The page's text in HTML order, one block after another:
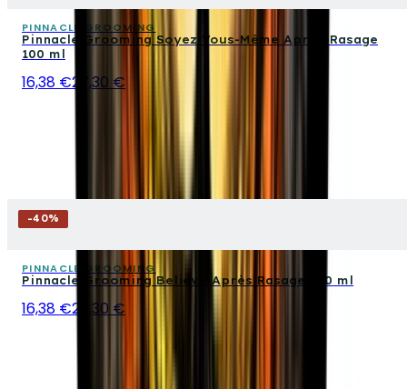
PINNACLE GROOMING
Pinnacle Grooming Soyez Vous-Même Après-Rasage
100 ml
16,38 €27,30 €
-40%
PINNACLE GROOMING
Pinnacle Grooming Believe Après Rasage 100 ml
16,38 €27,30 €